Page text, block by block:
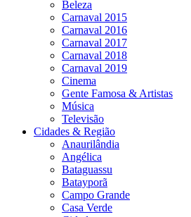
Beleza
Carnaval 2015
Carnaval 2016
Carnaval 2017
Carnaval 2018
Carnaval 2019
Cinema
Gente Famosa & Artistas
Música
Televisão
Cidades & Região
Anaurilândia
Angélica
Bataguassu
Batayporã
Campo Grande
Casa Verde